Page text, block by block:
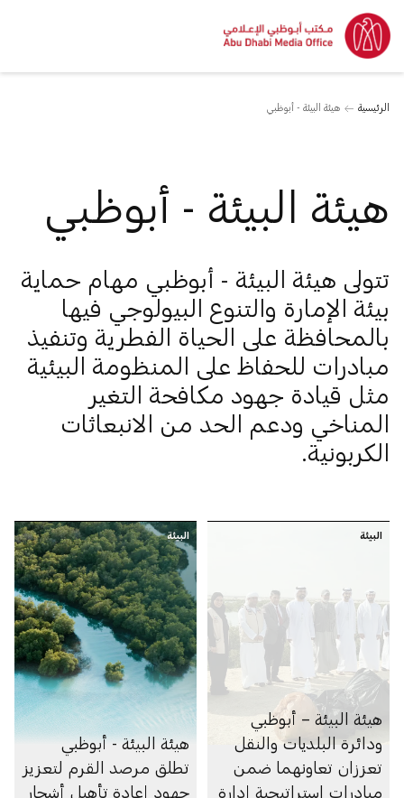
الرئيسية هيئة البيئة - أبوظبي
هيئة البيئة - أبوظبي
تتولى هيئة البيئة - أبوظبي مهام حماية
بيئة الإمارة والتنوع البيولوجي فيها
بالمحافظة على الحياة الفطرية وتنفيذ
مبادرات للحفاظ على المنظومة البيئية
مثل قيادة جهود مكافحة التغير
المناخي ودعم الحد من الانبعاثات
الكربونية.
البيئة
هيئة البيئة – أبوظبي
ودائرة البلديات والنقل
تعززان تعاونهما ضمن
مبادرات استراتيجية إدارة
البيئة
هيئة البيئة - أبوظبي
تطلق مرصد القرم لتعزيز
جهود إعادة تأهيل أشجار